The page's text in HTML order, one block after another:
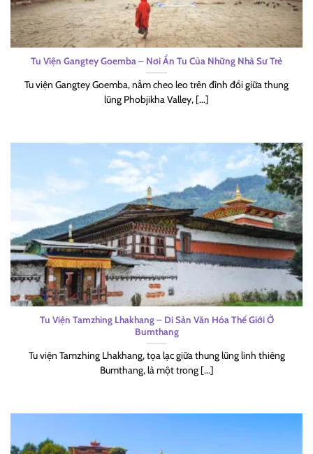
Tu Viện Gangtey Goemba – Nơi Ẩn Tu Của Những Nhà Sư Trẻ
Tu viện Gangtey Goemba, nằm cheo leo trên đỉnh đồi giữa thung
lũng Phobjikha Valley, [...]
Tu Viện Tamzhing Lhakhang – Di Sản Văn Hóa Thế Giới Ở
Bumthang
Tu viện Tamzhing Lhakhang, tọa lạc giữa thung lũng linh thiêng
Bumthang, là một trong [...]